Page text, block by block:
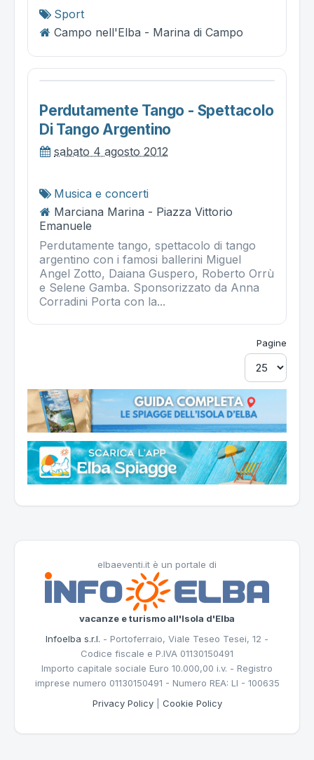
Sport
Campo nell'Elba - Marina di Campo
Perdutamente Tango - Spettacolo
Di Tango Argentino
sabato 4 agosto 2012
Musica e concerti
Marciana Marina - Piazza Vittorio
Emanuele
Perdutamente tango, spettacolo di tango
argentino con i famosi ballerini Miguel
Angel Zotto, Daiana Guspero, Roberto Orrù
e Selene Gamba. Sponsorizzato da Anna
Corradini Porta con la...
Pagine
elbaeventi.it è un portale di
vacanze e turismo all'Isola d'Elba
Infoelba s.r.l. - Portoferraio, Viale Teseo Tesei, 12 -
Codice fiscale e P.IVA 01130150491
Importo capitale sociale Euro 10.000,00 i.v. - Registro
imprese numero 01130150491 - Numero REA: LI - 100635
Privacy Policy| Cookie Policy